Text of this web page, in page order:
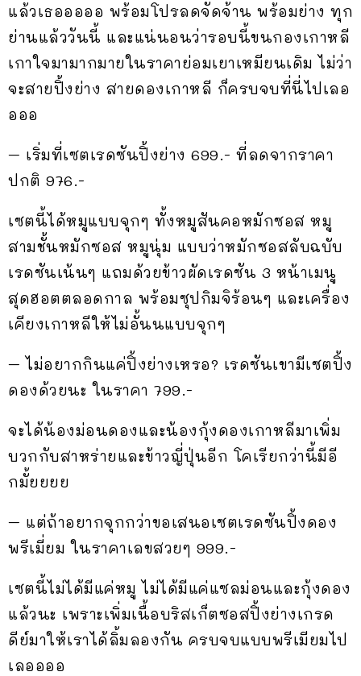
แล้วเธอออออ พร้อมโปรลดจัดจ้าน พร้อมย่าง ทุก
ย่านแล้ววันนี้ และแน่นอนว่ารอบนี้ขนกองเกาหลี
เกาใจมามากมายในราคาย่อมเยาเหมียนเดิม ไม่ว่า
จะสายปิ้งย่าง สายดองเกาหลี ก็ครบจบที่นี่ไปเลอ
อออ
– เริ่มที่เซตเรดซันปิ้งย่าง 699.- ที่ลดจากราคา
ปกติ 976.-
เซตนี้ได้หมูแบบจุกๆ ทั้งหมูสันคอหมักซอส หมู
สามชั้นหมักซอส หมูนุ่ม แบบว่าหมักซอสลับฉบับ
เรดซันเน้นๆ แถมด้วยข้าวผัดเรดซัน 3 หน้าเมนู
สุดฮอตตลอดกาล พร้อมซุปกิมจิร้อนๆ และเครื่อง
เคียงเกาหลีให้ไม่อั้นนแบบจุกๆ
– ไม่อยากกินแค่ปิ้งย่างเหรอ? เรดซันเขามีเซตปิ้ง
ดองด้วยนะ ในราคา 799.-
จะได้น้องม่อนดองและน้องกุ้งดองเกาหลีมาเพิ่ม
บวกกับสาหร่ายและข้าวญี่ปุ่นอีก โคเรียกว่านี้มีอี
กมั้ยยยย
– แต่ถ้าอยากจุกกว่าขอเสนอเซตเรดซันปิ้งดอง
พรีเมี่ยม ในราคาเลขสวยๆ 999.-
เซตนี้ไม่ได้มีแค่หมู ไม่ได้มีแค่แซลม่อนและกุ้งดอง
แล้วนะ เพราะเพิ่มเนื้อบริสเก็ตซอสปิ้งย่างเกรด
ดีย์มาให้เราได้ลิ้มลองกัน ครบจบแบบพรีเมียมไป
เลออออ